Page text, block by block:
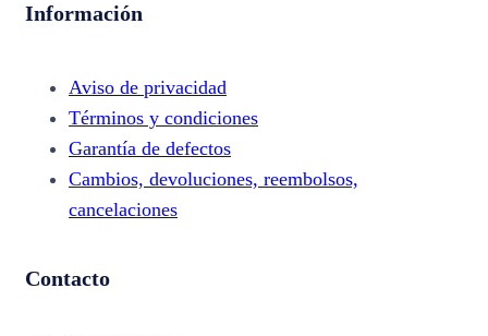
Información
Aviso de privacidad
Términos y condiciones
Garantía de defectos
Cambios, devoluciones, reembolsos,
cancelaciones
Contacto